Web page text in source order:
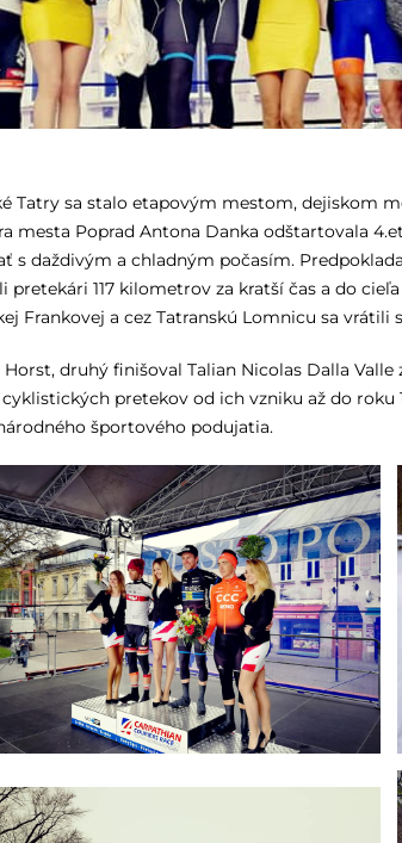
Tatry sa stalo etapovým mestom, dejiskom
mesta Poprad Antona Danka odštartovala
s daždivým a chladným počasím.
117 kilometrov za kratší čas a do
Frankovej a cez Tatranskú Lomnicu sa vrátili
druhý finišoval Talian Nicolas Dalla
pretekov od ich vzniku až do roku
športového podujatia.